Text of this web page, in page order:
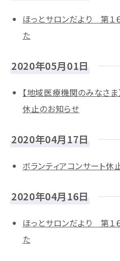
ほっとサロンだより 第１
た
2020年05月01日
【地域医療機関のみなさ
休止のお知らせ
2020年04月17日
ボランティアコンサート休
2020年04月16日
ほっとサロンだより 第１
た